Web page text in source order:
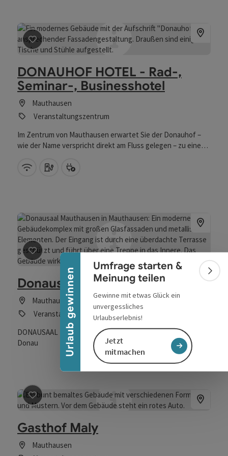
Urlaub gewinnen
Banner einklappen
Umfrage starten &
Meinung teilen
Gewinne mit etwas Glück ein
unvergessliches
Urlaubserlebnis!
Jetzt
mitmachen
Beitrag merken: DONAUHOF HOTEL - Rad-, Seminar-,
DONAUHOF HOTEL - Rad-,
Seminar-, Businesshotel
Mauthausen
Veranstaltungszentrum
Im Zentrum von Mauthausen erwartet Sie der Donauhof –
wie der Name verspricht direkt am Fluss gelegen – zu einem
Modernes Design kennzeichnet das äußere des Hauses. Im
in 15 Autominuten zu Enns, St.Valentin oder Asten St.Florian.
W-Lan (kostenlos)
Auto Ladestation
Beitrag merken : Donausaal Mauthausen
Donausaal Mauthausen
Mauthausen
Veranstaltungszentrum
DONAUSAAL - das flexible Veranstaltungszentrum an der
Donau
Beitrag merken : Gasthof Maly
Gasthof Maly
Mauthausen